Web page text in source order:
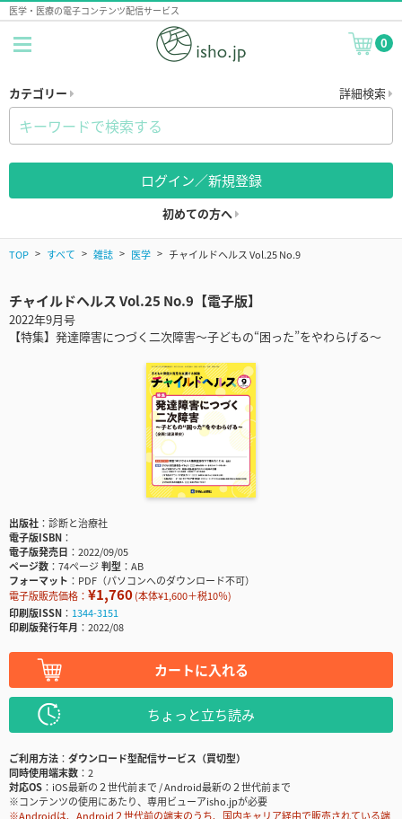
医学・医療の電子コンテンツ配信サービス
0
カテゴリー 詳細検索
ログイン／新規登録
初めての方へ
TOP すべて 雑誌 医学 チャイルドヘルス Vol.25 No.9
チャイルドヘルス Vol.25 No.9【電子版】
2022年9月号
【特集】発達障害につづく二次障害～子どもの“困った”をやわらげる～
出版社
診断と治療社
電子版ISBN
電子版発売日
2022/09/05
ページ数
74ページ判型
AB
フォーマット
PDF（パソコンへのダウンロード不可）
電子版販売価格： ¥1,760(本体¥1,600＋税10％)
印刷版ISSN
1344-3151
印刷版発行年月
2022/08
カートに入れる
ちょっと立ち読み
ご利用方法
ダウンロード型配信サービス（買切型）
同時使用端末数
2
対応OS
iOS最新の２世代前まで / Android最新の２世代前まで
※コンテンツの使用にあたり、専用ビューアisho.jpが必要
※Androidは、Android２世代前の端末のうち、国内キャリア経由で販売されている端